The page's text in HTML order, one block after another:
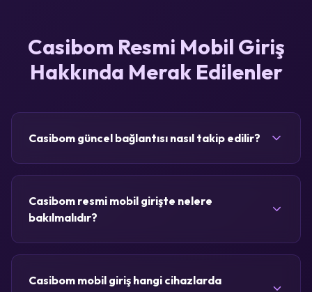
Casibom Resmi Mobil Giriş
Hakkında Merak Edilenler
Casibom güncel bağlantısı nasıl takip edilir?
Casibom resmi mobil girişte nelere
bakılmalıdır?
Casibom mobil giriş hangi cihazlarda